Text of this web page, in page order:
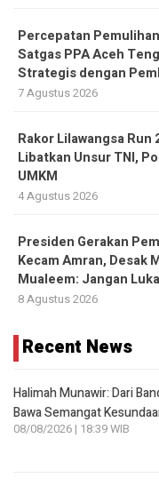
Percepatan
Satgas PPA Aceh
Strategis dengan
7 Agustus 2026
Rakor Lilawangsa Run
Libatkan Unsur TNI,
UMKM
4 Agustus 2026
Presiden Gerakan
Kecam Amran, Desak
Mualeem: Jangan
8 Agustus 2026
Recent News
Halimah Munawir: Dari
Bawa Semangat
08/08/2026 | 18:39 WIB